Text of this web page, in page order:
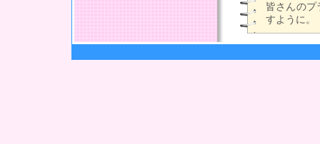
皆さんのプ
すように。